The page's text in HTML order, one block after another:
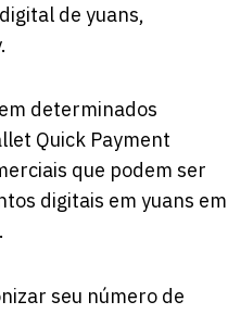
de yuans,
determinados
Quick Payment
que podem ser
digitais em yuans em
seu número de